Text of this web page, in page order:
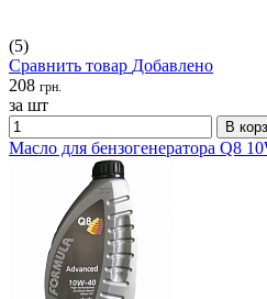
(5)
Сравнить товар Добавлено
208 грн.
за шт
В
Масло для бензогенератора Q8